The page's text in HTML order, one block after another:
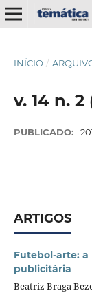
INÍCIO /
v. 14 n. 2
PUBLICADO:
ARTIGOS
Futebol-arte:
publicitária
Beatriz Braga